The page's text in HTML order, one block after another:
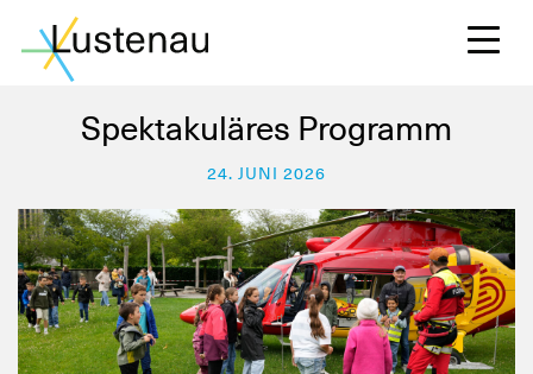
Spektakuläres Programm
24. JUNI 2026